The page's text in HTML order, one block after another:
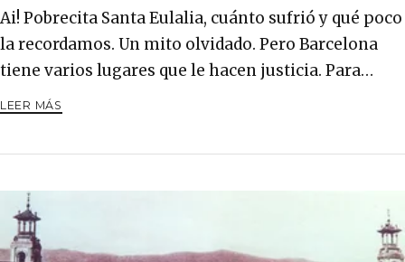
Ai! Pobrecita Santa Eulalia, cuánto sufrió y qué poco
la recordamos. Un mito olvidado. Pero Barcelona
tiene varios lugares que le hacen justicia. Para…
LEER MÁS